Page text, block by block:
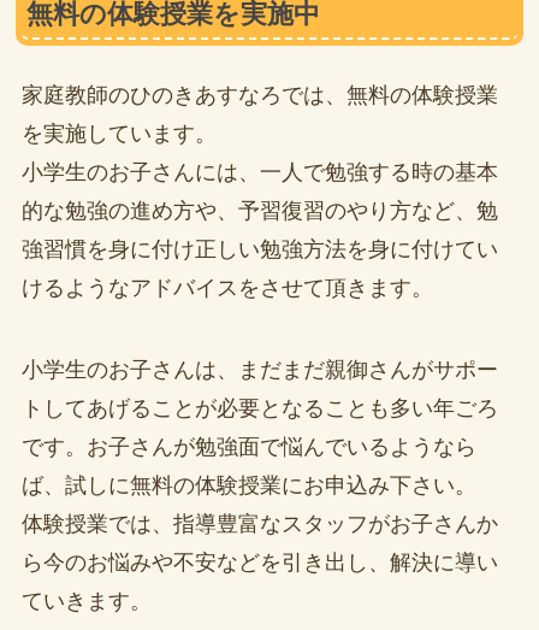
無料の体験授業を実施中
家庭教師のひのきあすなろでは、無料の体験授業
を実施しています。
小学生のお子さんには、一人で勉強する時の基本
的な勉強の進め方や、予習復習のやり方など、勉
強習慣を身に付け正しい勉強方法を身に付けてい
けるようなアドバイスをさせて頂きます。
小学生のお子さんは、まだまだ親御さんがサポー
トしてあげることが必要となることも多い年ごろ
です。お子さんが勉強面で悩んでいるようなら
ば、試しに無料の体験授業にお申込み下さい。
体験授業では、指導豊富なスタッフがお子さんか
ら今のお悩みや不安などを引き出し、解決に導い
ていきます。